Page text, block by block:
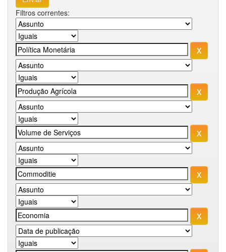
Filtros correntes: